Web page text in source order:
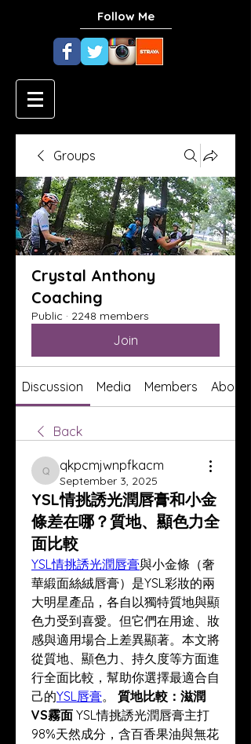
Follow Me
Groups
Crystal Anthony
Coaching
Public · 2248 members
Join
Discussion Media Members About
Back
qkpcmjwnpfkacm
qkpcmjwnpfkacm
September 3, 2025
YSL情挑誘光潤唇膏和小金
條差在哪？質地、顯色力全
面比較
YSL情挑誘光潤唇膏與小金條（奢
華緞面絲絨唇膏）是YSL彩妝的兩
大明星產品，各自以獨特質地與顯
色力受到喜愛。但它們在用途、妝
感與適用場合上差異顯著。本文將
從質地、顯色力、持久度等方面進
行全面比較，幫助你選擇最適合自
己的YSL唇膏。 質地比較：滋潤
VS霧面 YSL情挑誘光潤唇膏主打
98%天然成分，含百香果油與無花